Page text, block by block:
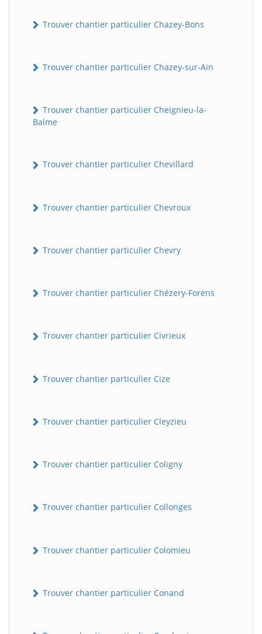
Trouver chantier particulier Chazey-Bons
Trouver chantier particulier Chazey-sur-Ain
Trouver chantier particulier Cheignieu-la-
Balme
Trouver chantier particulier Chevillard
Trouver chantier particulier Chevroux
Trouver chantier particulier Chevry
Trouver chantier particulier Chézery-Forens
Trouver chantier particulier Civrieux
Trouver chantier particulier Cize
Trouver chantier particulier Cleyzieu
Trouver chantier particulier Coligny
Trouver chantier particulier Collonges
Trouver chantier particulier Colomieu
Trouver chantier particulier Conand
BatiWebPro